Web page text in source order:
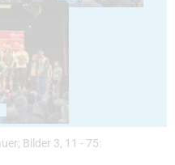
Bilder 3, 11 - 75: